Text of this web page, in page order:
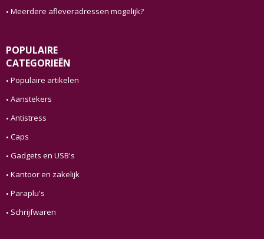
Meerdere afleveradressen mogelijk?
POPULAIRE
CATEGORIEËN
Populaire artikelen
Aanstekers
Antistress
Caps
Gadgets en USB's
Kantoor en zakelijk
Paraplu's
Schrijfwaren